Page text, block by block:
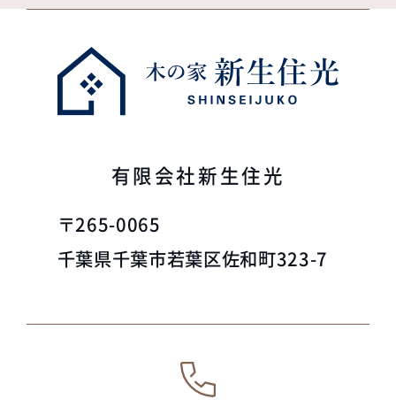
有限会社新生住光
〒265-0065
千葉県千葉市若葉区佐和町323-7